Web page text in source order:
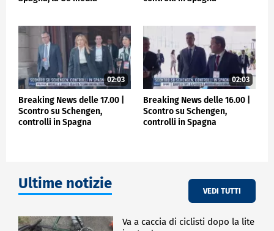
02:03
Breaking News delle 17.00 |
Scontro su Schengen,
controlli in Spagna
02:03
Breaking News delle 16.00 |
Scontro su Schengen,
controlli in Spagna
Ultime notizie VEDI TUTTI
Va a caccia di ciclisti dopo la lite